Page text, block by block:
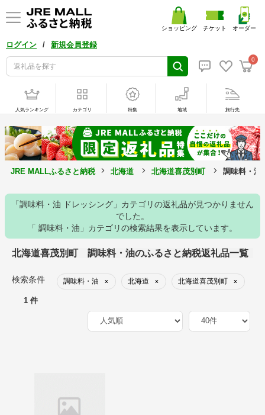
ログイン / 新規会員登録
0
ショッピング チケット オーダー
人気ランキング カテゴリ 特集 地域 旅行先
JRE MALLふるさと納税 北海道 北海道喜茂別町 調味料・油
「調味料・油 ドレッシング」カテゴリの返礼品が見つかりません
でした。
「 調味料・油」カテゴリの検索結果を表示しています。
北海道喜茂別町 調味料・油のふるさと納税返礼品一覧
検索条件 調味料・油 × 北海道 × 北海道喜茂別町 ×
1 件